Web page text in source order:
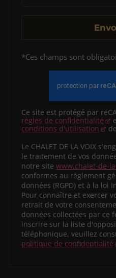
*Ces champs sont
Ce site est protégé par
règles de confidentialité
conditions d'utilisation
Le CHALET DE LA VOIX
le traitement de vos
notre site www.chalet-de-
conformes au règlement
données (RGPD) et à la loi
Pour connaître et exercer
retrait de votre
données collectées par ce
inscrire sur la liste
téléphonique, veuillez
politique de confidentialité